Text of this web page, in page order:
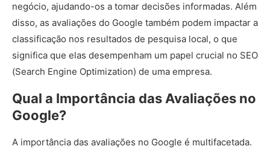
negócio, ajudando-os a tomar decisões informadas. Além
disso, as avaliações do Google também podem impactar a
classificação nos resultados de pesquisa local, o que
significa que elas desempenham um papel crucial no SEO
(Search Engine Optimization) de uma empresa.
Qual a Importância das Avaliações no
Google?
A importância das avaliações no Google é multifacetada.